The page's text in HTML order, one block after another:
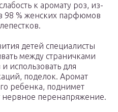
к аромату роз, из-
98 % женских парфюмов
детей специалисты
между страничками
использовать для
поделок. Аромат
ребенка, поднимет
нервное перенапряжение.